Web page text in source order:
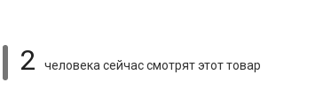
2 человека сейчас смотрятэтот товар